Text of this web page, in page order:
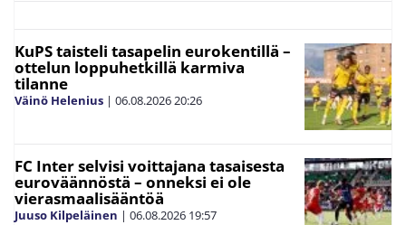
KuPS taisteli tasapelin eurokentillä –
ottelun loppuhetkillä karmiva
tilanne
Väinö Helenius | 06.08.202620:26
FC Inter selvisi voittajana tasaisesta
euroväännöstä – onneksi ei ole
vierasmaalisääntöä
Juuso Kilpeläinen | 06.08.2026 19:57